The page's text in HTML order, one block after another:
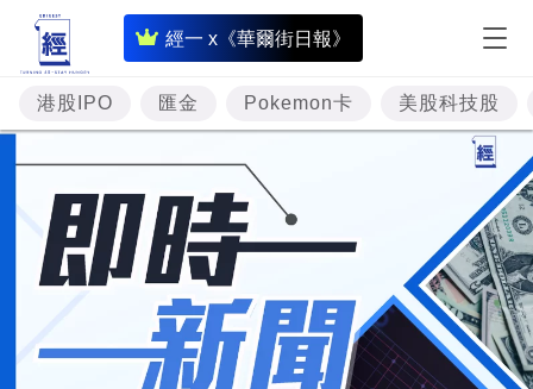
經一 x《華爾街日報》
即
時
財
經
專
題
投
資
樓
市
港股IPO 匯金 Pokemon卡 美股科技股